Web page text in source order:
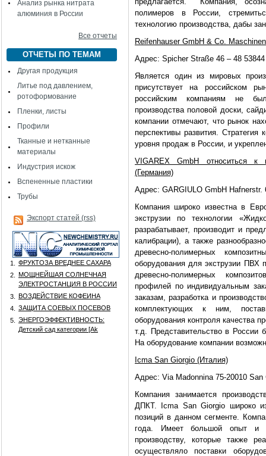
Анализ рынка нитрата
алюминия в России
Все отчеты
ОТЧЕТЫ ПО ТЕМАМ
Другая продукция
Литье под давлением,
ротоформование
Пленки, листы
Профили
Тканные и нетканные
материалы
Индустрия искож
Вспененные пластики
Трубы
Экспорт статей (rss)
1.
ФРУКТОЗА ВРЕДНЕЕ САХАРА
2.
МОЩНЕЙШАЯ СОЛНЕЧНАЯ
ЭЛЕКТРОСТАНЦИЯ В РОССИИ
3.
ВОЗДЕЙСТВИЕ КОФЕИНА
4.
ЗАЩИТА СОЕВЫХ ПОСЕВОВ
5.
ЭНЕРГОЭФФЕКТИВНОСТЬ:
Детский сад категории [Аk
полимеров в России,
технологию производства, дабы
Reifenhauser GmbH & Co.
Адрес: Spicher Straße 46 – 48
Является один из мировых
присутствует на российском
российским компаниям не
производства половой доски,
компании отмечают, что рынок
перспективы развития.
уровня продаж в России, и
VIGAREX GmbH относиться к
(Германия)
Адрес: GARGIULO GmbH Hafnerstr.
Компания широко известна в
экструзии по технологии
разрабатывает, производит и
калибрации), а также
древесно-полимерных
оборудования для экструзии ПВХ
древесно-полимерных
профилей по индивидуальным
заказам, разработка и
комплектующих к ним,
оборудования контроля качества
т.д. Представительство в
На оборудование компании
Icma San Giorgio (Италия)
Адрес: Via Madonnina 75-20010 San
Компания занимается
ДПКТ. Icma San Giorgio широко
позиций в данном сегменте.
года. Имеет большой опыт и
производству, которые также
осуществляло поставки